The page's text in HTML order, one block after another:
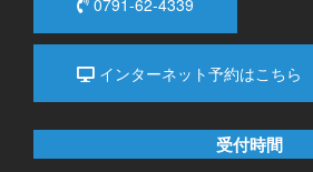
インターネット予約はこちら
受付時間